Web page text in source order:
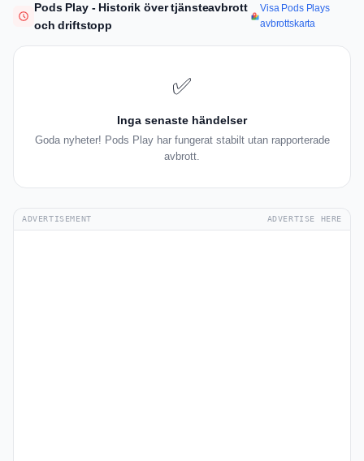
Pods Play - Historik över tjänsteavbrott
och driftstopp
Visa Pods Plays
avbrottskarta
✅
Inga senaste händelser
Goda nyheter! Pods Play har fungerat stabilt utan rapporterade
avbrott.
ADVERTISEMENT ADVERTISE HERE